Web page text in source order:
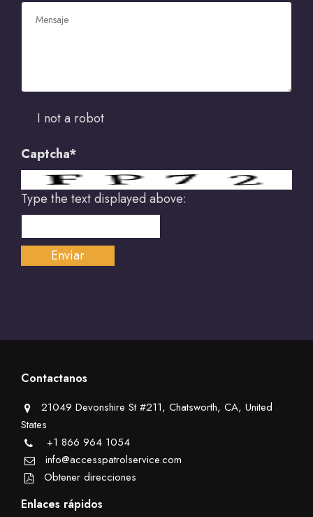
I not a robot
Captcha*
Type the text displayed above:
Contactanos
21049 Devonshire St #211, Chatsworth, CA, United
States
+1 866 964 1054
info@accesspatrolservice.com
Obtener direcciones
Enlaces rápidos